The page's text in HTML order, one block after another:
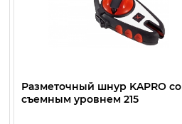
Разметочный шнур KAPRO со
съемным уровнем 215